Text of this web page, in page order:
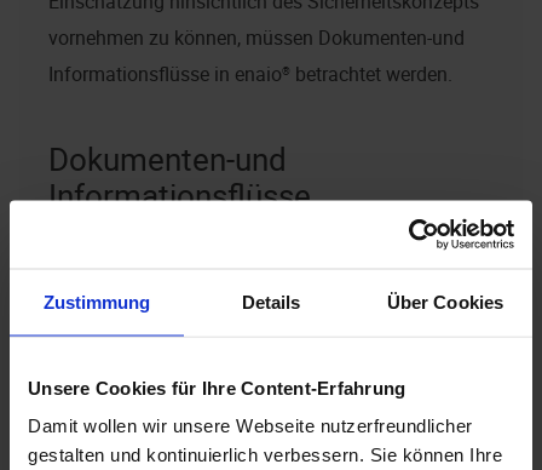
Zustimmung Details Über Cookies
Unsere Cookies für Ihre Content-Erfahrung
Damit wollen wir unsere Webseite nutzerfreundlicher
gestalten und kontinuierlich verbessern. Sie können Ihre
vornehmen zu können, müssen Dokumenten-und
Informationsflüsse in enaio® betrachtet werden.
Dokumenten-und
Informationsflüsse
Erfassung und Bearbeitung von Dokumenten
Archivierung von Dokumenten
Bearbeitung/Bereitstellung der Dokumente über